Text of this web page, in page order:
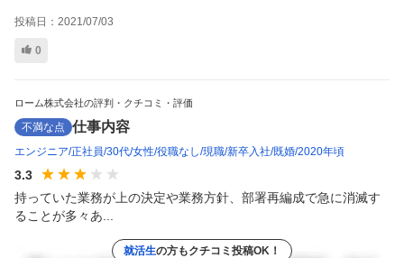
投稿日： 2021/07/03
0
ローム株式会社の評判・クチコミ・評価
不満な点 仕事内容
エンジニア 正社員 30代 女性 役職なし 現職 新卒入社 既婚 2020年頃
3.3
持っていた業務が上の決定や業務方針、部署再編成で急に消滅す
ることが多々あ...
就活生の方もクチコミ投稿OK！